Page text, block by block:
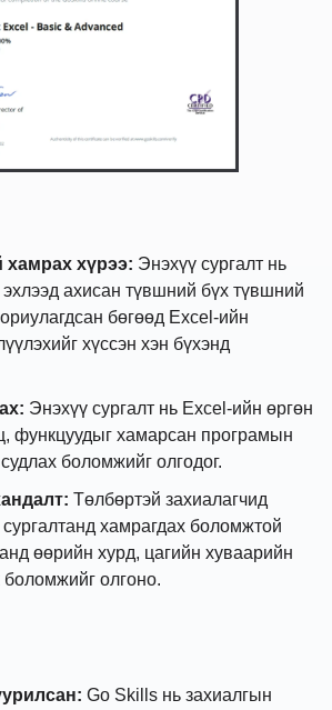
хамрах хүрээ: Энэхүү сургалт нь
ахисан түвшний бүх түвшний
бөгөөд Excel-ийн
хүссэн хэн бүхэнд
Энэхүү сургалт нь Excel-ийн өргөн
функцуудыг хамарсан програмын
боломжийг олгодог.
Төлбөртэй захиалагчид
хамрагдах боломжтой
өөрийн хурд, цагийн хуваарийн
боломжийг олгоно.
Go Skills нь захиалгын